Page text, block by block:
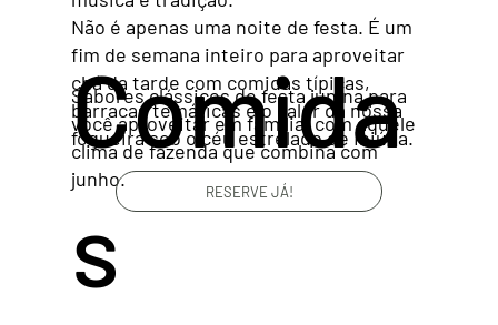
verdade
Comida
s
Sabores clássicos de festa junina para
você aproveitar em família, com aquele
clima de fazenda que combina com
junho.
Não é apenas uma noite de festa. É um
fim de semana inteiro para aproveitar
chá da tarde com comidas típicas,
barracas temáticas e o calor da nossa
fogueira sob o céu estrelado de Ibiúna.
RESERVE JÁ!